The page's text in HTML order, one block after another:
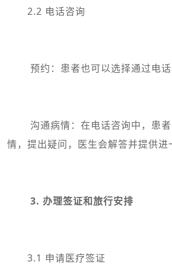
2.2 电话咨询
预约：患者也可以选择通过电话
沟通病情：在电话咨询中，患者
情，提出疑问，医生会解答并提供进
3. 办理签证和旅行安排
3.1 申请医疗签证